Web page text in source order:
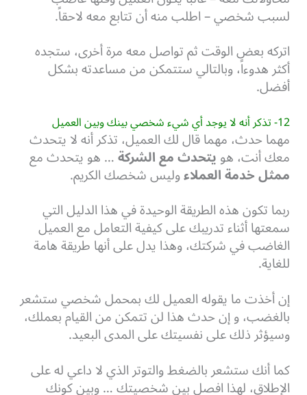
لسبب شخصي – اطلب منه أن تتابع معه لاحقاً.
اتركه بعض الوقت ثم تواصل معه مرة أخرى، ستجده
أكثر هدوءاً، وبالتالي ستتمكن من مساعدته بشكل
أفضل.
12- تذكر أنه لا يوجد أي شيء شخصي بينك وبين العميل
مهما حدث، مهما قال لك العميل، تذكر أنه لا يتحدث
معك أنت، هويتحدث مع الشركة… هو يتحدث مع
ممثل خدمة العملاءوليس شخصك الكريم.
ربما تكون هذه الطريقة الوحيدة في هذا الدليل التي
سمعتها أثناء تدريبك على كيفية التعامل مع العميل
الغاضب في شركتك، وهذا يدل على أنها طريقة هامة
للغاية.
إن أخذت ما يقوله العميل لك بمحمل شخصي ستشعر
بالغضب، و إن حدث هذا لن تتمكن من القيام بعملك،
وسيؤثر ذلك على نفسيتك على المدى البعيد.
كما أنك ستشعر بالضغط والتوتر الذي لا داعي له على
الإطلاق، لهذا افصل بين شخصيتك … وبين كونك